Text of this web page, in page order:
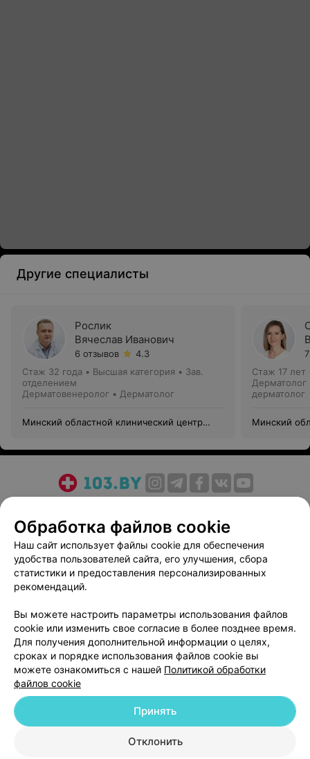
Другие специалисты
Рослик
Вячеслав Иванович
6 отзывов
4.3
Стаж 32 года • Высшая категория • Зав.
отделением
Дерматовенеролог • Дерматолог
Минский областной клинический центр
Стаж 17 лет
Дерматолог
дерматолог
Минский
Медицинский маркетинг
Публичный договор
Пользовательское соглашение
Способы оплаты
Вакансии
Партнеры
Написать руководителю 103.by
Персональные настройки cookie
Обработка персональных данных
Обработка файлов cookie
Наш сайт использует файлы cookie для обеспечения
удобства пользователей сайта, его улучшения, сбора
статистики и предоставления персонализированных
рекомендаций.
Вы можете настроить параметры использования файлов
cookie или изменить свое согласие в более позднее время.
Для получения дополнительной информации о целях,
сроках и порядке использования файлов cookie вы
можете ознакомиться с нашей Политикой обработки
файлов cookie
Отклонить
Принять